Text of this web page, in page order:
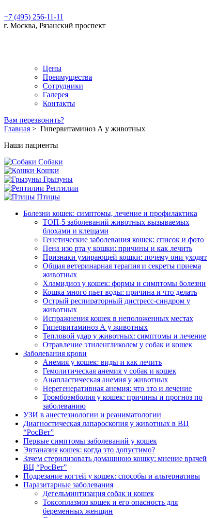
+7 (495) 256-11-11
г. Москва, Рязанский проспект
Цены
Преимущества
Сотрудники
Галерея
Контакты
Вам перезвонить?
Главная > Гипервитаминоз А у животных
Наши пациенты
Собаки
Кошки
Грызуны
Рептилии
Птицы
Болезни кошек: симптомы, лечение и профилактика
ТОП-5 заболеваний животных вызываемых
блохами и клещами
Генетические заболевания кошек: список и фото
Пена изо рта у кошки: причины и как лечить
Признаки умирающей кошки: почему они уходят
Общая ветеринарная терапия и секреты приема
животных
Хламидиоз у кошек: формы и симптомы болезни
Кошка много пьет воды: причина и что делать
Острый респираторный дистресс-синдром у
животных
Испражнения кошек в неположенных местах
Гипервитаминоз А у животных
Тепловой удар у животных: симптомы и лечение
Отравление этиленгликолем у собак и кошек
Заболевания крови
Анемия у кошек: виды и как лечить
Гемолитическая анемия у собак и кошек
Анапластическая анемия у животных
Нерегенеративная анемия: что это и лечение
Тромбоэмболия у кошек: причины и прогноз по
заболеванию
УЗИ в анестезиологии и реаниматологии
Диагностическая лапароскопия у животных в ВЦ
“РосВет”
Первые симптомы заболеваний у кошек
Эвтаназия кошек: когда это допустимо?
Зачем стерилизовать домашнюю кошку: мнение врачей
ВЦ “РосВет”
Подрезание когтей у кошек: способы и альтернативы
Паразитарные заболевания
Дегельминтизация собак и кошек
Токсоплазмоз кошек и его опасность для
беременных женщин